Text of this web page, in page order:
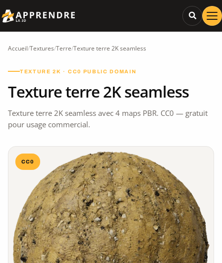
Accueil/Textures/Terre/Texture terre 2K seamless
TEXTURE 2K · CC0 PUBLIC DOMAIN
Texture terre 2K seamless
Texture terre 2K seamless avec 4 maps PBR. CC0 — gratuit
pour usage commercial.
CC0